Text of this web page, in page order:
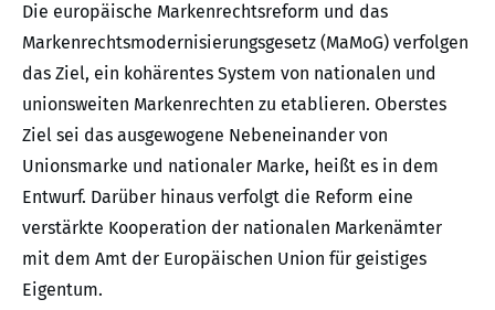
Die europäische Markenrechtsreform und das
Markenrechtsmodernisierungsgesetz (MaMoG) verfolgen
das Ziel, ein kohärentes System von nationalen und
unionsweiten Markenrechten zu etablieren. Oberstes
Ziel sei das ausgewogene Nebeneinander von
Unionsmarke und nationaler Marke, heißt es in dem
Entwurf. Darüber hinaus verfolgt die Reform eine
verstärkte Kooperation der nationalen Markenämter
mit dem Amt der Europäischen Union für geistiges
Eigentum.